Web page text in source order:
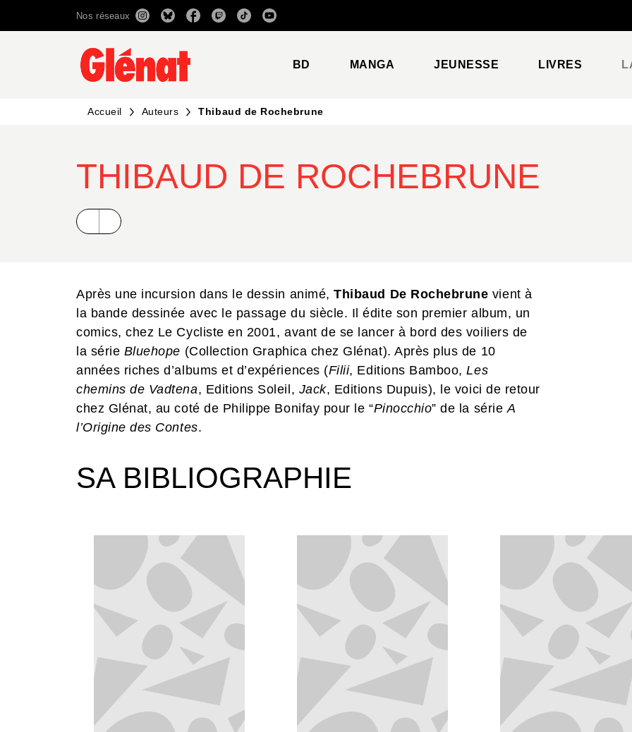
RECHERCHE CONTENU
Nos réseaux
BD MANGA JEUNESSE LIVRES
Accueil Auteurs Thibaud de Rochebrune
THIBAUD DE ROCHEBRUNE
Après une incursion dans le dessin animé,Thibaud De Rochebrune vient à
la bande dessinée avec le passage du siècle. Il édite son premier album, un
comics, chez Le Cycliste en 2001, avant de se lancer à bord des voiliers de
la série Bluehope (Collection Graphica chez Glénat). Après plus de 10
années riches d’albums et d’expériences (Filii, Editions Bamboo,Les
chemins de Vadtena, Editions Soleil, Jack, Editions Dupuis), le voici de retour
chez Glénat, au coté de Philippe Bonifay pour le “Pinocchio” de la sérieA
l’Origine des Contes.
SA BIBLIOGRAPHIE